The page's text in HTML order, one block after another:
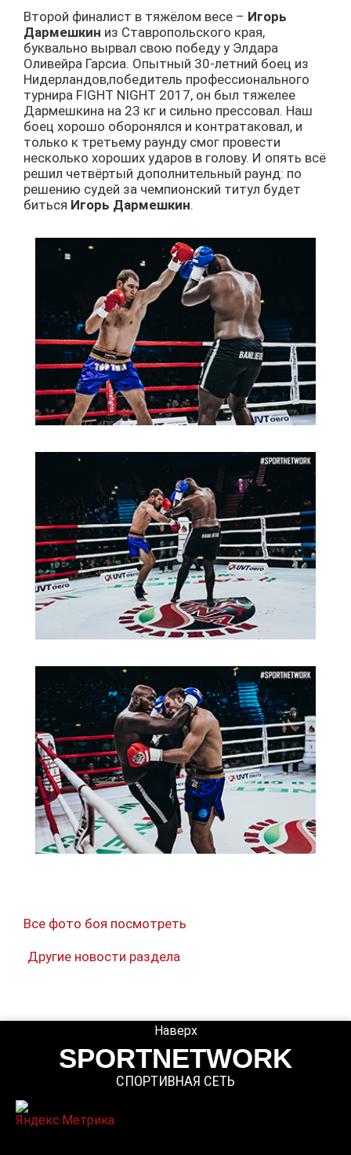
Второй финалист в тяжёлом весе – Игорь
Дармешкин из Ставропольского края,
буквально вырвал свою победу у Элдара
Оливейра Гарсиа. Опытный 30-летний боец из
Нидерландов,победитель профессионального
турнира FIGHT NIGHT 2017, он был тяжелее
Дармешкина на 23 кг и сильно прессовал. Наш
боец хорошо оборонялся и контратаковал, и
только к третьему раунду смог провести
несколько хороших ударов в голову. И опять всё
решил четвёртый дополнительный раунд: по
решению судей за чемпионский титул будет
биться Игорь Дармешкин.
Все фото боя посмотреть
Другие новости раздела
SPORTNETWORK
СПОРТИВНАЯ СЕТЬ
Наверх